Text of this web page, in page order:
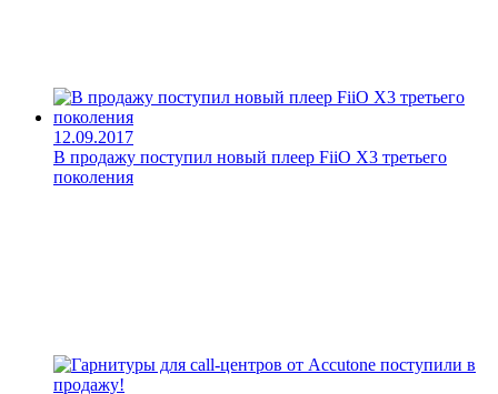
12.09.2017
В продажу поступил новый плеер FiiO X3 третьего
поколения